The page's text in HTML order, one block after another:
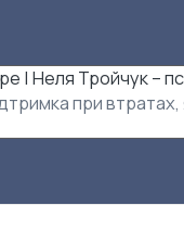
при втратах,